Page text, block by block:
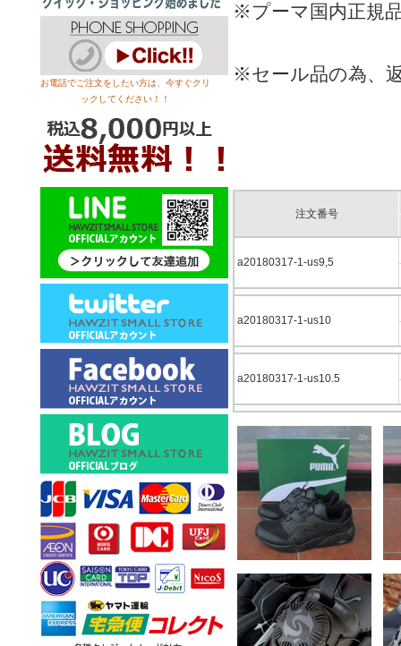
お電話でご注文をしたい方は、今すぐクリ
ックしてください！！
※プーマ国内正規
※セール品の為、
注文番号
a20180317-1-us9,5
a20180317-1-us10
a20180317-1-us10.5